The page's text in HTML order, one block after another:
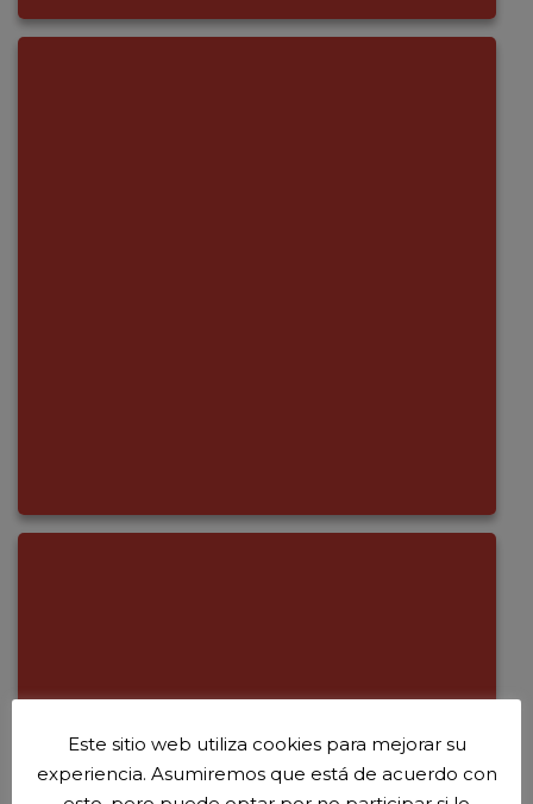
Este sitio web utiliza cookies para mejorar su
experiencia. Asumiremos que está de acuerdo con